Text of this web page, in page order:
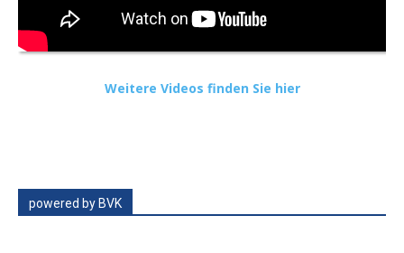
Weitere Videos finden Sie hier
powered by BVK